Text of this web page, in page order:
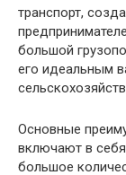
транспорт,
большой
его идеальным
Основные
включают в
большое